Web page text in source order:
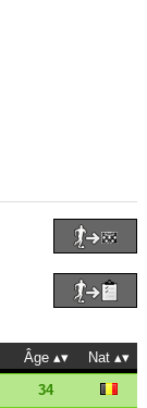
Âge
Nat
34